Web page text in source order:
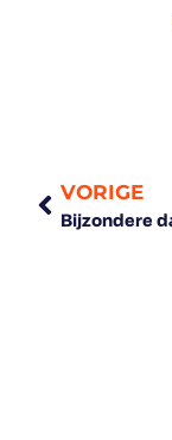
VORIGE